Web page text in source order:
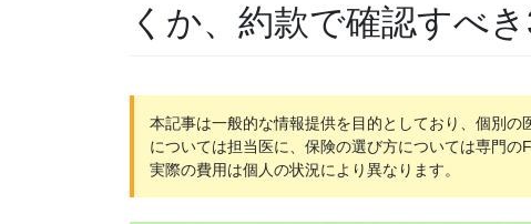
くか、約款で確認すべ
本記事は一般的な情報提供を目的としており、個別
については担当医に、保険の選び方については専門の
実際の費用は個人の状況により異なります。